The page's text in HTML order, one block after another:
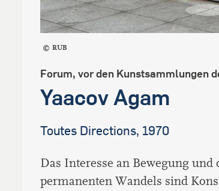
RUB
Forum, vor den Kunstsammlungen
Yaacov Agam
Toutes Directions, 1970
Das Interesse an Bewegung
permanenten Wandels sind